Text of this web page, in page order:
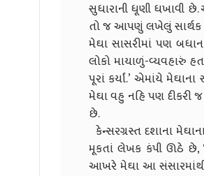
સુધારાની ધૂણી ધખાવી
તો જ આપણું લખેલું સાર્થક
મેઘા સાસરીમાં પણ
લોકો માયાળું-વ્યવહારું
પૂરાં કર્યાં.’ એમાંયે
મેઘા વહુ નહિ પણ દીકરી
છે.
કેન્સરગ્રસ્ત દશાના
મૂકતાં લેખક કંપી ઊઠે છે,
આખરે મેઘા આ સંસારમાંથી